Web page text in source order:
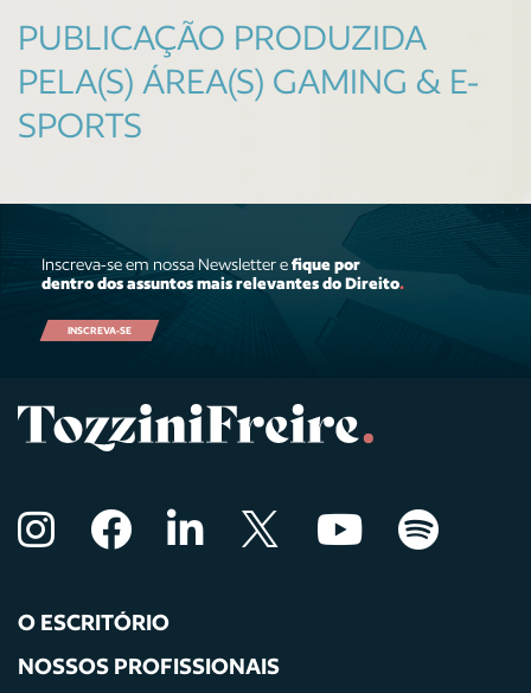
PUBLICAÇÃO PRODUZIDA
PELA(S) ÁREA(S) GAMING & E-
SPORTS
Inscreva-se em nossa Newsletter efique por
dentro dos assuntos mais relevantes do Direito.
INSCREVA-SE
O ESCRITÓRIO
NOSSOS PROFISSIONAIS